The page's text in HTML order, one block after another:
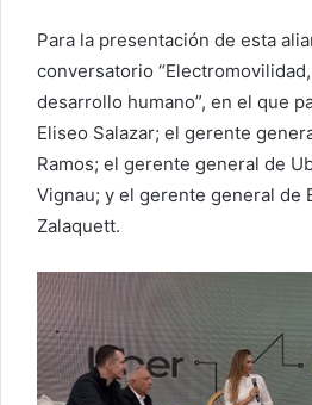
Para la presentación de esta
conversatorio
desarrollo humano”, en el que
Eliseo Salazar; el gerente
Ramos; el gerente general de
Vignau; y el gerente general de
Zalaquett.